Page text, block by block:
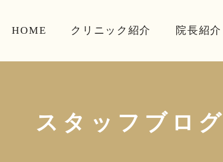
HOME クリニック紹介 院長紹介
スタッフブログ